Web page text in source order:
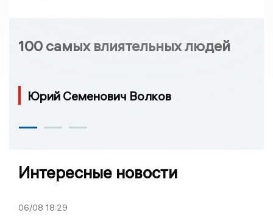
100 самых влиятельных людей
Юрий Семенович Волков
Интересные новости
06/08 18:29